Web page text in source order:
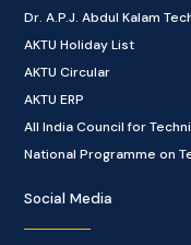
Dr. A.P.J. Abdul Kalam
AKTU Holiday List
AKTU Circular
AKTU ERP
All India Council for
National Programme on
Social Media